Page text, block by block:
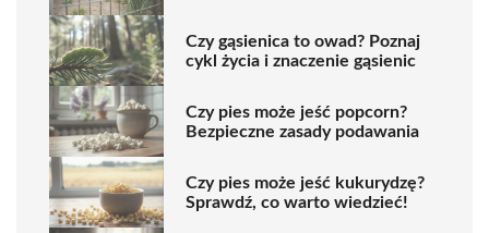
Czy gąsienica to owad? Poznaj
cykl życia i znaczenie gąsienic
Czy pies może jeść popcorn?
Bezpieczne zasady podawania
Czy pies może jeść kukurydzę?
Sprawdź, co warto wiedzieć!